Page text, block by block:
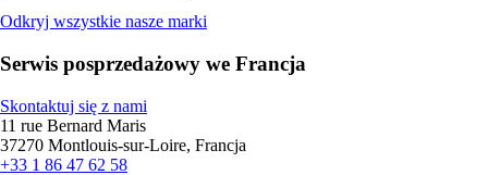
Odkryj wszystkie nasze marki
Serwis posprzedażowy we Francja
Skontaktuj się z nami
11 rue Bernard Maris
37270 Montlouis-sur-Loire, Francja
+33 1 86 47 62 58